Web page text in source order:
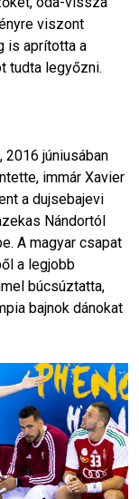
viszont
is aprította a
tudta legyőzni.
júniusában
immár Xavier
a dujsebajevi
Nándortól
A magyar csapat
a legjobb
búcsúztatta,
bajnok dánokat